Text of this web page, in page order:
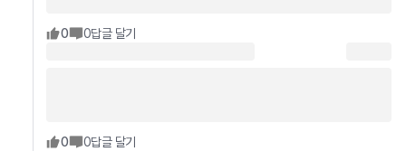
0 0답글 달기
0 0답글 달기